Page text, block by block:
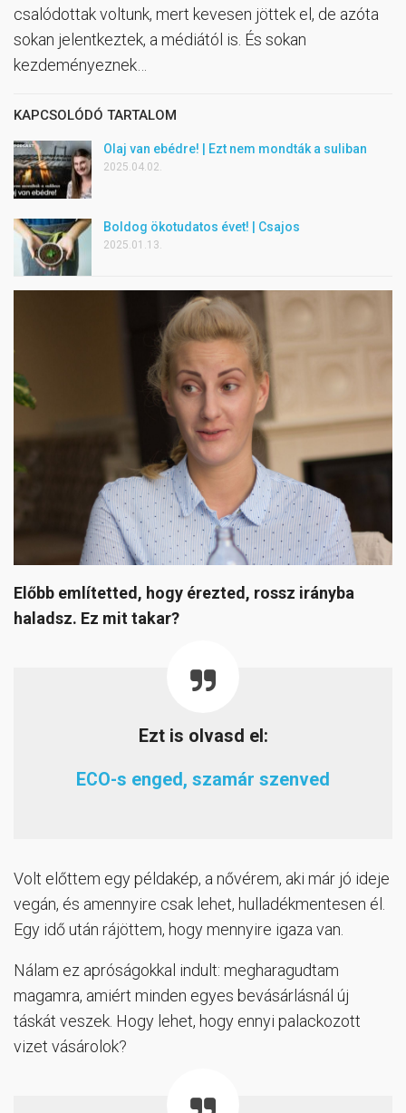
csalódottak voltunk, mert kevesen jöttek el, de azóta
sokan jelentkeztek, a médiától is. És sokan
kezdeményeznek…
KAPCSOLÓDÓ TARTALOM
Olaj van ebédre! | Ezt nem mondták a suliban
2025.04.02.
Boldog ökotudatos évet! | Csajos
2025.01.13.
Előbb említetted, hogy érezted, rossz irányba
haladsz. Ez mit takar?
Ezt is olvasd el:
ECO-s enged, szamár szenved
Volt előttem egy példakép, a nővérem, aki már jó ideje
vegán, és amennyire csak lehet, hulladékmentesen él.
Egy idő után rájöttem, hogy mennyire igaza van.
Nálam ez apróságokkal indult: megharagudtam
magamra, amiért minden egyes bevásárlásnál új
táskát veszek. Hogy lehet, hogy ennyi palackozott
vizet vásárolok?